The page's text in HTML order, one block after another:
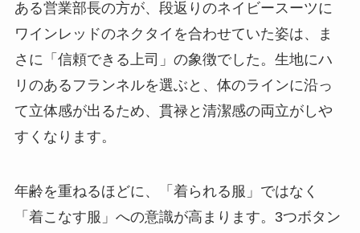
ある営業部長の方が、段返りのネイビースーツに
ワインレッドのネクタイを合わせていた姿は、ま
さに「信頼できる上司」の象徴でした。生地にハ
リのあるフランネルを選ぶと、体のラインに沿っ
て立体感が出るため、貫禄と清潔感の両立がしや
すくなります。
年齢を重ねるほどに、「着られる服」ではなく
「着こなす服」への意識が高まります。3つボタン